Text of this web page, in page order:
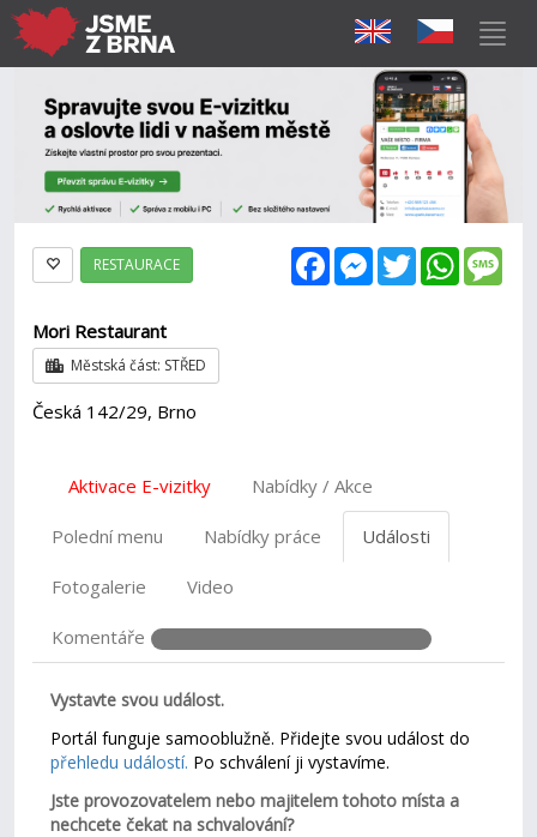
FacebookMessenger
Twitter
RESTAURACE
Mori Restaurant
Městská část: STŘED
Česká 142/29, Brno
Aktivace E-vizitky Nabídky / Akce
Polední menu Nabídky práce Události
Fotogalerie Video
Komentáře
Vystavte svou událost.
Portál funguje samooblužně. Přidejte svou událost do
přehledu událostí. Po schválení ji vystavíme.
Jste provozovatelem nebo majitelem tohoto místa a
nechcete čekat na schvalování?